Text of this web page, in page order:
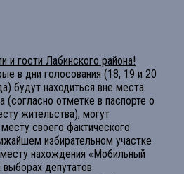
и гости Лабинского района!
в дни голосования (18, 19 и 20
будут находиться вне места
(согласно отметке в паспорте о
жительства), могут
своего фактического
избирательном участке
нахождения «Мобильный
выборах депутатов